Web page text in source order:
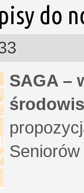
do
SAGA –